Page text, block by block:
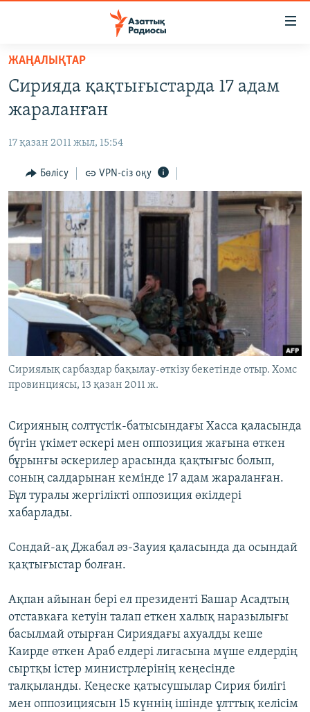
Skip
main
content
to
Navigation
Skip
to
Search
САЯСАТ
AZATTYQTV
ҚАҢТАР ОҚИҒАСЫ
АДАМ ҚҰҚЫҚТАРЫ
ӘЛЕУМЕТ
ӘЛЕМ
АРНАЙЫ ЖОБАЛАР
Русский
ЖАЗЫЛЫҢЫЗ
Басқа тілдерде
ЖАҢАЛЫҚТАР
Сирияда қақтығыстарда 17 адам
жараланған
17 қазан 2011 жыл, 15:54
Бөлісу VPN-сіз оқу
Сириялық сарбаздар бақылау-өткізу бекетінде отыр. Хомс
провинциясы, 13 қазан 2011 ж.
Сирияның солтүстік-батысындағы Хасса қаласында
бүгін үкімет әскері мен оппозиция жағына өткен
бұрынғы әскерилер арасында қақтығыс болып,
соның салдарынан кемінде 17 адам жараланған.
Бұл туралы жергілікті оппозиция өкілдері
хабарлады.
Сондай-ақ Джабал әз-Зауия қаласында да осындай
қақтығыстар болған.
Ақпан айынан бері ел президенті Башар Асадтың
отставкаға кетуін талап еткен халық наразылығы
басылмай отырған Сириядағы ахуалды кеше
Каирде өткен Араб елдері лигасына мүше елдердің
сыртқы істер министрлерінің кеңесінде
талқыланды. Кеңеске қатысушылар Сирия билігі
мен оппозициясын 15 күннің ішінде ұлттық келісім